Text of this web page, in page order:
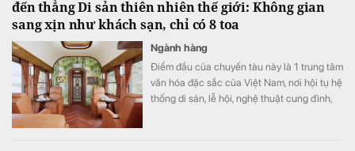
đến thẳng Di sản thiên nhiên thế giới: Không gian
sang xịn như khách sạn, chỉ có 8 toa
Ngành hàng
Điểm đầu của chuyến tàu này là 1 trung tâm
văn hóa đặc sắc của Việt Nam, nơi hội tụ hệ
thống di sản, lễ hội, nghệ thuật cung đình,